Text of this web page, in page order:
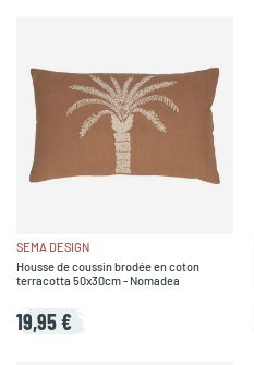
SEMA DESIGN
Housse de coussin brodée en coton
terracotta 50x30cm - Nomadea
19,95 €